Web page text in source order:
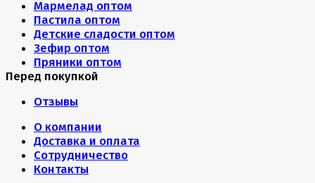
Мармелад оптом
Пастила оптом
Детские сладости оптом
Зефир оптом
Пряники оптом
Перед покупкой
Отзывы
О компании
Доставка и оплата
Сотрудничество
Контакты